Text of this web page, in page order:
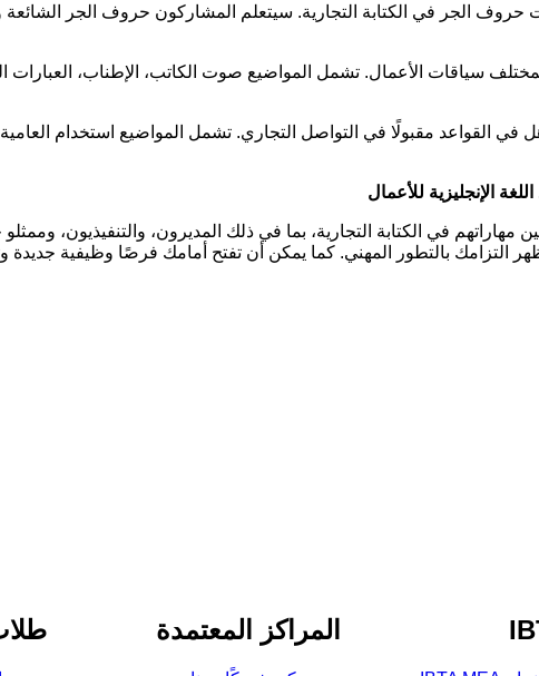
الجر في الكتابة التجارية. سيتعلم المشاركون حروف الجر الشائعة
سياقات الأعمال. تشمل المواضيع صوت الكاتب، الإطناب، العبارات
في القواعد مقبولًا في التواصل التجاري. تشمل المواضيع استخدام
مهاراتهم في الكتابة التجارية، بما في ذلك المديرون، والتنفيذيون،
التزامك بالتطور المهني. كما يمكن أن تفتح أمامك فرصًا وظيفية جديدة
المراكز المعتمدة